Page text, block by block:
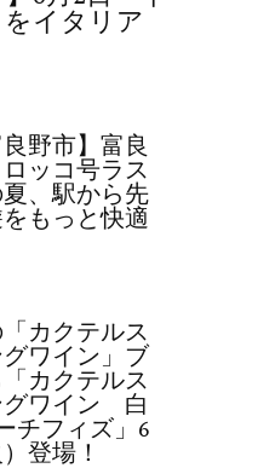
イタリア
良野市】富良
ッコ号ラス
夏、駅から先
もっと快適
カクテルス
ワイン」ブ
カクテルス
グワイン 白
チフィズ」6
登場！